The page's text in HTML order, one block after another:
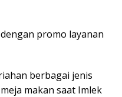
promo layanan
berbagai jenis
makan saat Imlek